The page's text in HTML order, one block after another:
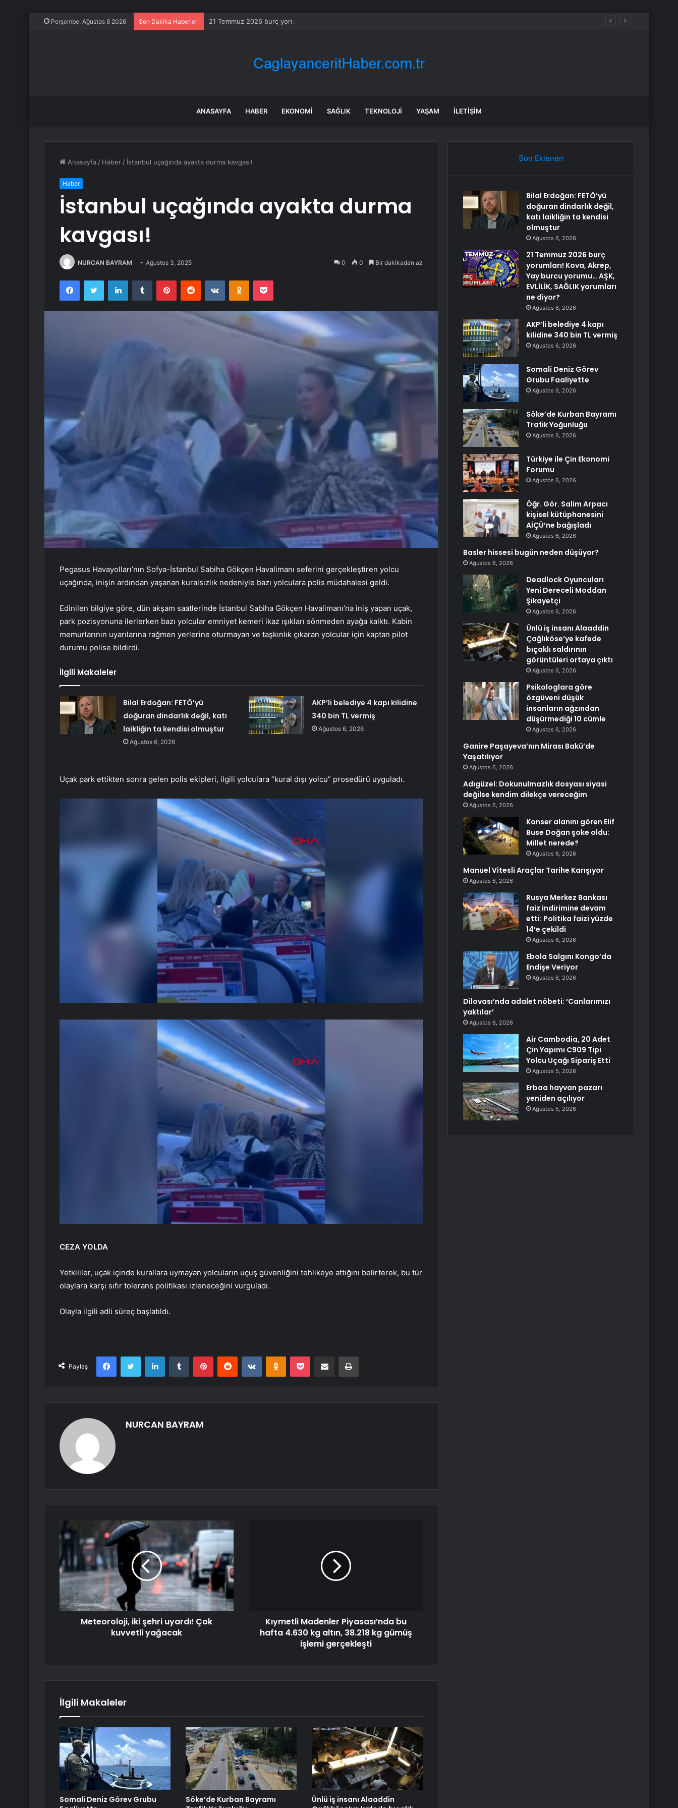
Perşembe, Ağustos 6 2026 Son Dakika Haberleri 21 Temmuz 2026 burç yorumları! Kova, Akrep, Yay burcu yorumu… AŞK, EVLİLİK, SAĞLIK yorumları ne diyor?
ANASAYFA HABER EKONOMI SAĞLIK TEKNOLOJI YAŞAM İLETIŞIM
Anasayfa / Haber / İstanbul uçağında ayakta durma kavgası!
Haber
İstanbul uçağında ayakta durma
kavgası!
NURCAN BAYRAM Ağustos 3, 2025 0 0 Bir dakikadan az
FacebookTwitter LinkedInTumblr PinterestReddit VKontakteOdnoklassniki
Pocket
Pegasus Havayolları’nın Sofya-İstanbul Sabiha Gökçen Havalimanı seferini gerçekleştiren yolcu
uçağında, inişin ardından yaşanan kuralsızlık nedeniyle bazı yolculara polis müdahalesi geldi.
Edinilen bilgiye göre, dün akşam saatlerinde İstanbul Sabiha Gökçen Havalimanı’na iniş yapan uçak,
park pozisyonuna ilerlerken bazı yolcular emniyet kemeri ikaz ışıkları sönmeden ayağa kalktı. Kabin
memurlarının uyarılarına rağmen yerlerine oturmayan ve taşkınlık çıkaran yolcular için kaptan pilot
durumu polise bildirdi.
İlgili Makaleler
Bilal Erdoğan: FETÖ’yü
doğuran dindarlık değil, katı
laikliğin ta kendisi olmuştur
Ağustos 6, 2026
AKP’li belediye 4 kapı kilidine
340 bin TL vermiş
Ağustos 6, 2026
Uçak park ettikten sonra gelen polis ekipleri, ilgili yolculara “kural dışı yolcu” prosedürü uyguladı.
CEZA YOLDA
Yetkililer, uçak içinde kurallara uymayan yolcuların uçuş güvenliğini tehlikeye attığını belirterek, bu tür
olaylara karşı sıfır tolerans politikası izleneceğini vurguladı.
Olayla ilgili adli süreç başlatıldı.
Paylaş
FacebookTwitter LinkedInTumblr PinterestReddit VKontakteOdnoklassniki
Pocket E-Posta ile paylaş Yazdır
NURCAN BAYRAM
Meteoroloji, iki şehri uyardı! Çok
kuvvetli yağacak
Kıymetli Madenler Piyasası’nda bu
hafta 4.630 kg altın, 38.218 kg gümüş
işlemi gerçekleşti
İlgili Makaleler
Somali Deniz Görev Grubu
Söke’de Kurban Bayramı
Ünlü iş insanı Alaaddin
Son Eklenen
Bilal Erdoğan: FETÖ’yü
doğuran dindarlık değil,
katı laikliğin ta kendisi
olmuştur
Ağustos 6, 2026
21 Temmuz 2026 burç
yorumları! Kova, Akrep,
Yay burcu yorumu… AŞK,
EVLİLİK, SAĞLIK yorumları
ne diyor?
Ağustos 6, 2026
AKP’li belediye 4 kapı
kilidine 340 bin TL vermiş
Ağustos 6, 2026
Somali Deniz Görev
Grubu Faaliyette
Ağustos 6, 2026
Söke’de Kurban Bayramı
Trafik Yoğunluğu
Ağustos 6, 2026
Türkiye ile Çin Ekonomi
Forumu
Ağustos 6, 2026
Öğr. Gör. Salim Arpacı
kişisel kütüphanesini
AİÇÜ’ne bağışladı
Ağustos 6, 2026
Basler hissesi bugün neden düşüyor?
Ağustos 6, 2026
Deadlock Oyuncuları
Yeni Dereceli Moddan
Şikayetçi
Ağustos 6, 2026
Ünlü iş insanı Alaaddin
Çağlıköse’ye kafede
bıçaklı saldırının
görüntüleri ortaya çıktı
Ağustos 6, 2026
Psikologlara göre
özgüveni düşük
insanların ağzından
düşürmediği 10 cümle
Ağustos 6, 2026
Ganire Paşayeva’nın Mirası Bakü’de
Yaşatılıyor
Ağustos 6, 2026
Adıgüzel: Dokunulmazlık dosyası siyasi
değilse kendim dilekçe vereceğim
Ağustos 6, 2026
Konser alanını gören Elif
Buse Doğan şoke oldu:
Millet nerede?
Ağustos 6, 2026
Manuel Vitesli Araçlar Tarihe Karışıyor
Ağustos 6, 2026
Rusya Merkez Bankası
faiz indirimine devam
etti: Politika faizi yüzde
14’e çekildi
Ağustos 6, 2026
Ebola Salgını Kongo’da
Endişe Veriyor
Ağustos 6, 2026
Dilovası’nda adalet nöbeti: ‘Canlarımızı
yaktılar’
Ağustos 6, 2026
Air Cambodia, 20 Adet
Çin Yapımı C909 Tipi
Yolcu Uçağı Sipariş Etti
Ağustos 5, 2026
Erbaa hayvan pazarı
yeniden açılıyor
Ağustos 5, 2026